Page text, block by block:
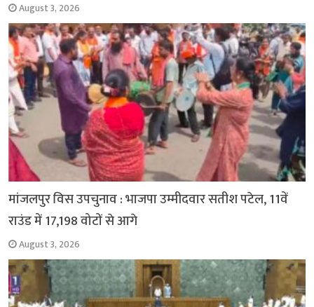
August 3, 2026
मांजलपुर विस उपचुनाव : भाजपा उम्मीदवार सतीश पटेल, 11वें
राउंड में 17,198 वोटों से आगे
August 3, 2026